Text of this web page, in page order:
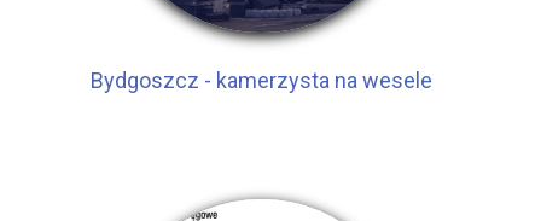
Bydgoszcz - kamerzysta na wesele